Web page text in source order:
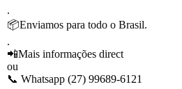
.
📦Enviamos para todo o Brasil.
.
📲Mais informações direct
ou
📞 Whatsapp (27) 99689-6121